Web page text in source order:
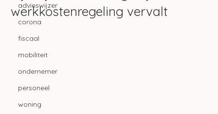
advieswijzer
corona
fiscaal
mobiliteit
ondernemer
personeel
woning
werkkostenregeling vervalt